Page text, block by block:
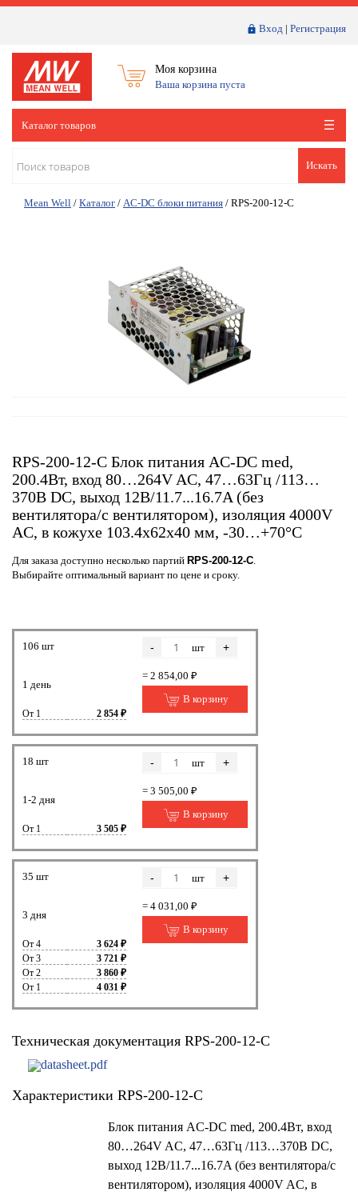
Вход | Регистрация
Моя корзина
Ваша корзина пуста
Каталог товаров
Искать
Mean Well / Каталог / AC-DC блоки питания / RPS-200-12-C
RPS-200-12-C Блок питания AC-DC med,
200.4Вт, вход 80…264V AC, 47…63Гц /113…
370В DC, выход 12В/11.7...16.7A (без
вентилятора/с вентилятором), изоляция 4000V
AC, в кожухе 103.4х62х40 мм, -30…+70°С
Для заказа доступно несколько партий RPS-200-12-C
Выбирайте оптимальный вариант по цене и сроку.
106 шт
1 день
От 1 2 854 ₽
- шт +
= 2 854,00 ₽
В корзину
18 шт
1-2 дня
От 1 3 505 ₽
- шт +
= 3 505,00 ₽
В корзину
35 шт
3 дня
От 4
3 624 ₽
От 3
3 721 ₽
От 2
3 860 ₽
От 1
4 031 ₽
- шт +
= 4 031,00 ₽
В корзину
Техническая документация RPS-200-12-C
datasheet.pdf
Характеристики RPS-200-12-C
Блок питания AC-DC med, 200.4Вт, вход
80…264V AC, 47…63Гц /113…370В DC,
выход 12В/11.7...16.7A (без вентилятора/с
вентилятором), изоляция 4000V AC, в